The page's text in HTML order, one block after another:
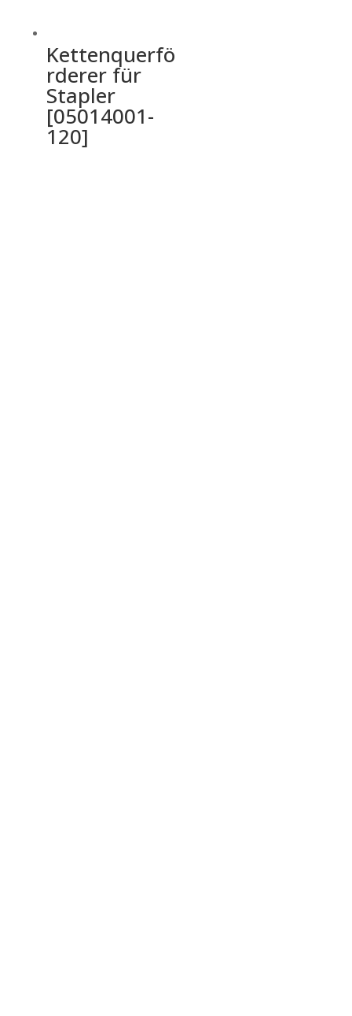
Kettenquerfö
rderer für
Stapler
[05014001-
120]